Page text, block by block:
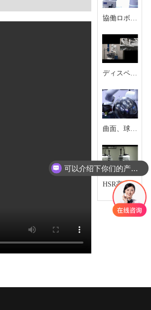
協働ロボッ
ジ
ディスペン
曲面、球面
サー塗布
HSR高速同
期キャプチ
ャ
可以介绍下你们的产品么